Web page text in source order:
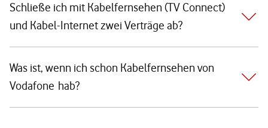
Schließe ich mit Kabelfernsehen (TV Connect)
und Kabel-Internet zwei Verträge ab?
Was ist, wenn ich schon Kabelfernsehen von
Vodafone hab?